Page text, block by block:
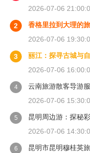
2026-07-06
2
香格里拉到大理的
2026-07-06
3
丽江：探寻古城与
2026-07-06
4
云南旅游散客导游
2026-07-06
5
昆明周边游：探秘
2026-07-06
6
昆明市昆明穆桂英